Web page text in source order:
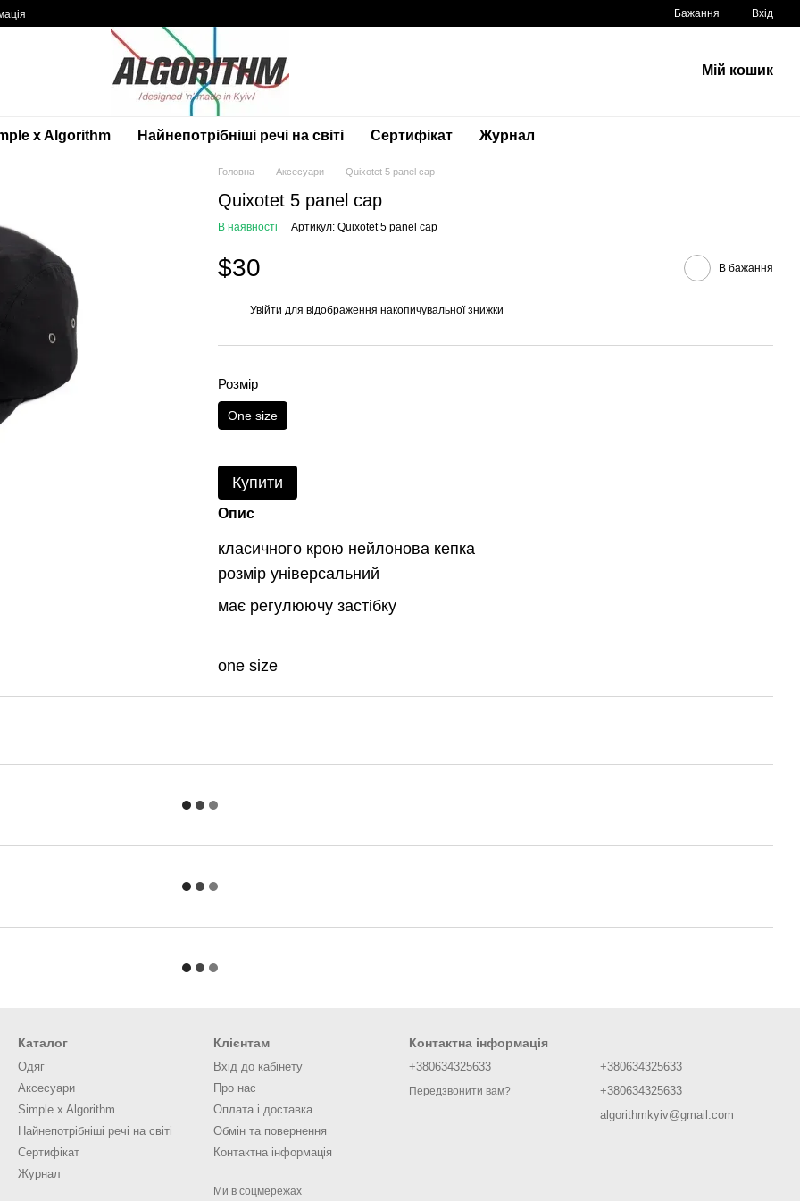
Бажання Вхід
Мій кошик
x Algorithm Найнепотрібніші речі на світі Сертифікат Журнал
Головна Аксесуари Quixotet 5 panel cap
Quixotet 5 panel cap
В наявності Артикул: Quixotet 5 panel cap
$30 В бажання
Увійти для відображення накопичувальної знижки
Розмір
One size
Купити
Опис
класичного крою нейлонова кепка
розмір універсальний
має регулюючу застібку
one size
Каталог
Одяг
Аксесуари
Simple x Algorithm
Найнепотрібніші речі на світі
Сертифікат
Журнал
Клієнтам
Вхід до кабінету
Про нас
Оплата і доставка
Обмін та повернення
Контактна інформація
Ми в соцмережах
Контактна інформація
+380634325633
Передзвонити вам?
+380634325633
+380634325633
algorithmkyiv@gmail.com